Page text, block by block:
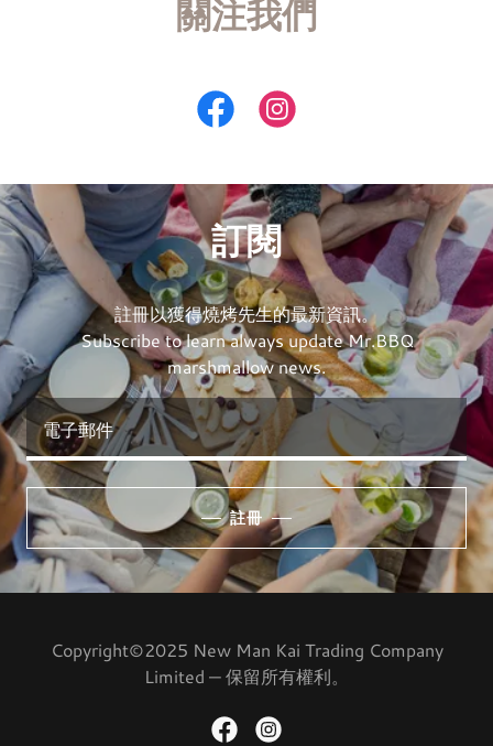
關注我們
訂閱
註冊以獲得燒烤先生的最新資訊。
Subscribe to learn always update Mr.BBQ
marshmallow news.
電子郵件
註冊
Copyright©2025 New Man Kai Trading Company
Limited — 保留所有權利。